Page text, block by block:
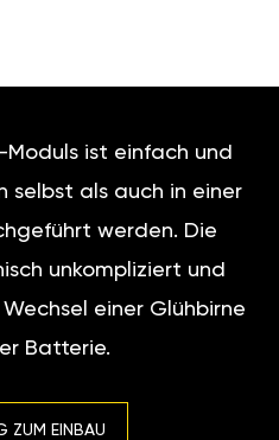
-Moduls ist einfach und
selbst als auch in einer
werden. Die
unkompliziert und
einer Glühbirne
Batterie.
ZUM EINBAU